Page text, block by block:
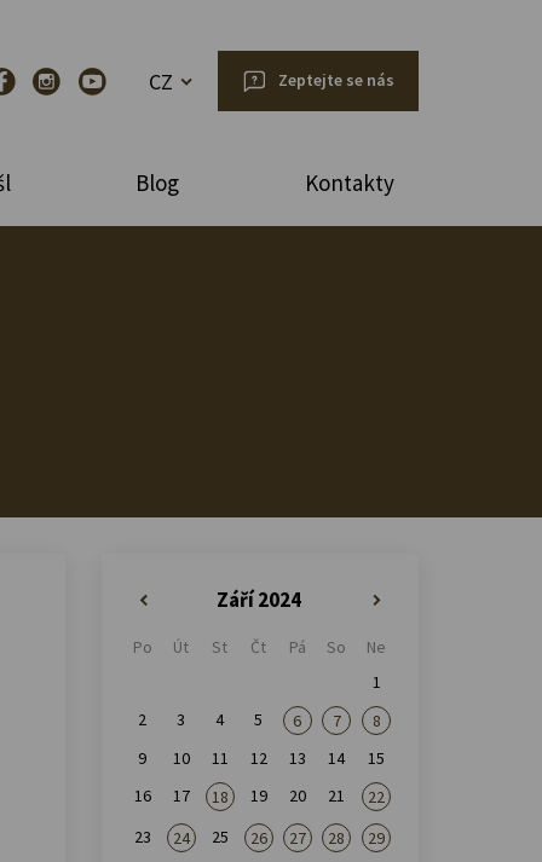
CZ Zeptejte se nás
Blog Kontakty
Září 2024
Po Út St Čt Pá So
Ne
1
2
3 4 5 6 7
8
9
10 11 12 13 14
15
16
17 18 19 20 21
22
23
24 25 26 27 28
29